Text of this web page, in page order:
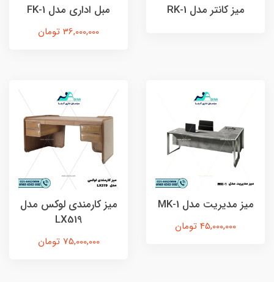
میز کانتر مدل RK-1 مبل اداری مدل FK-1
36,000,000 تومان
میز مدیریت مدل MK-1
45,000,000 تومان
میز کارمندی لوکس مدل
LX519
75,000,000 تومان